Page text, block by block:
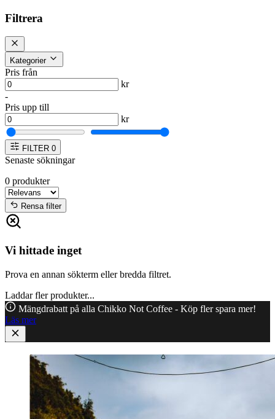
Filtrera
Kategorier
Pris från
kr
-
Pris upp till
kr
FILTER 0
Senaste sökningar
0 produkter
Rensa filter
Vi hittade inget
Prova en annan sökterm eller bredda filtret.
Laddar fler produkter...
Mängdrabatt på alla Chikko Not Coffee - Köp fler spara mer!
Läs mer